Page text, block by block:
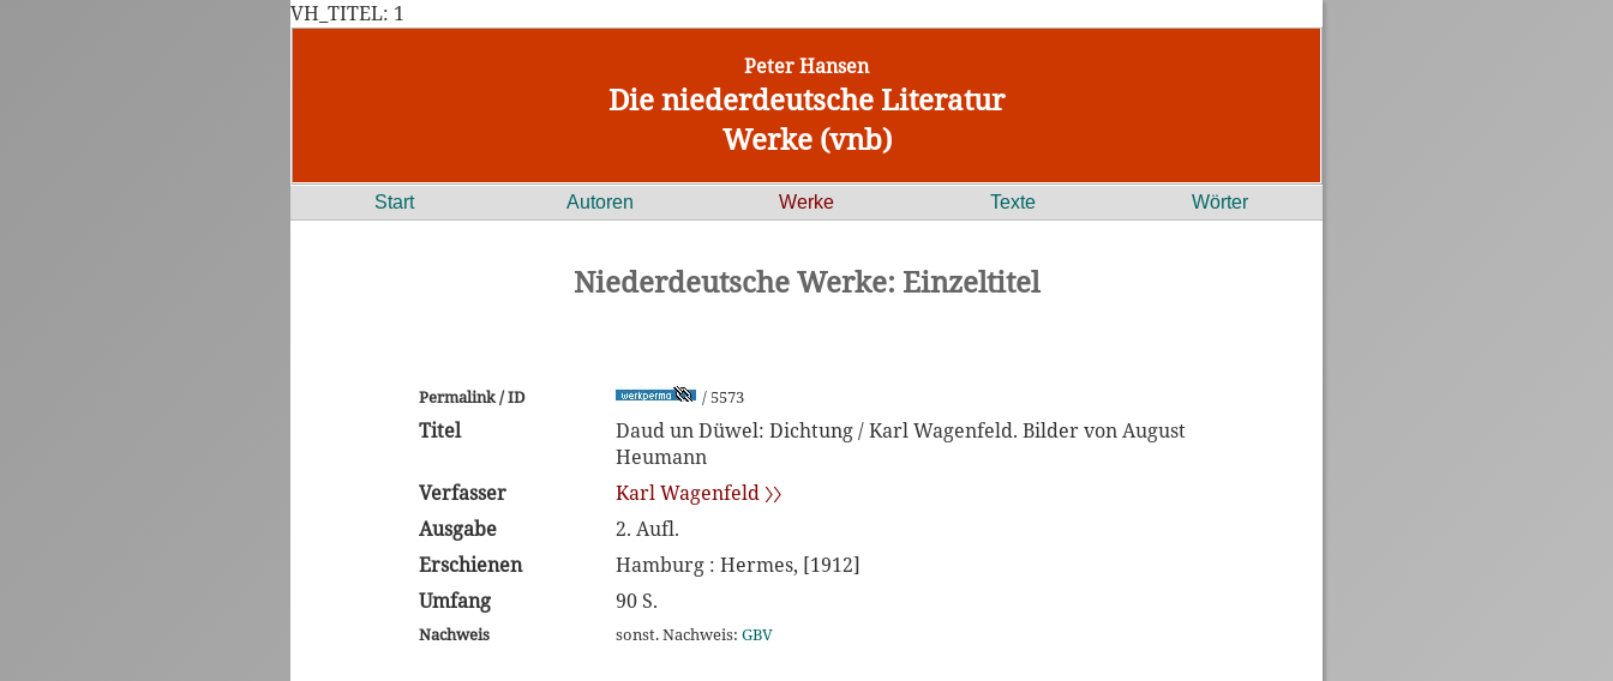
VH_TITEL: 1
Peter Hansen
Die niederdeutsche Literatur
Werke (vnb)
Start Autoren Werke Texte Wörter
Niederdeutsche Werke: Einzeltitel
Permalink / ID / 5573
Titel
Daud un Düwel: Dichtung / Karl Wagenfeld. Bilder von August
Heumann
Verfasser
Karl Wagenfeld 〉〉
Ausgabe
2. Aufl.
Erschienen
Hamburg : Hermes, [1912]
Umfang
90 S.
Nachweis sonst. Nachweis: GBV